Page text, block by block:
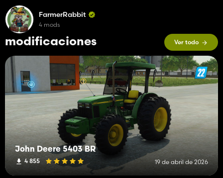
modificaciones Ver todo
John Deere 5403 BR
4 855 19 de abril de 2026
FarmerRabbit
4 mods